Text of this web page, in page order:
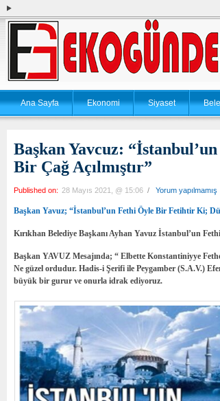
Ana Sayfa Ekonomi Siyaset
Başkan Yavcuz:
Bir Çağ Açılmıştır”
Published on: 28 Mayıs 2021, @ 15:06 / Yorum yapılmamış
Başkan Yavuz; “İstanbul’un Fethi Öyle Bir Fetihtir Ki;
Kırıkhan Belediye Başkanı Ayhan Yavuz İstanbul’un
Başkan YAVUZ Mesajında; “ Elbette Konstantiniyye
Ne güzel ordudur. Hadis-i Şerifi ile Peygamber (S.A.V.)
büyük bir gurur ve onurla idrak ediyoruz.